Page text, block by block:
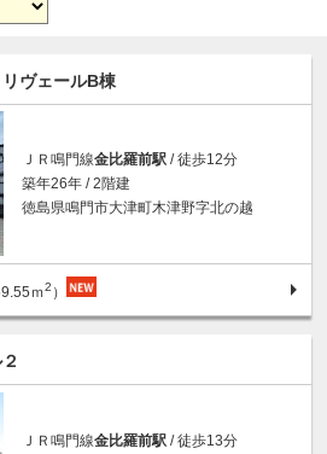
リヴェールB棟
ＪＲ鳴門線金比羅前駅 / 徒歩12分
築年26年 / 2階建
徳島県鳴門市大津町木津野字北の越
ｍ2 ）
ＪＲ鳴門線金比羅前駅 / 徒歩13分